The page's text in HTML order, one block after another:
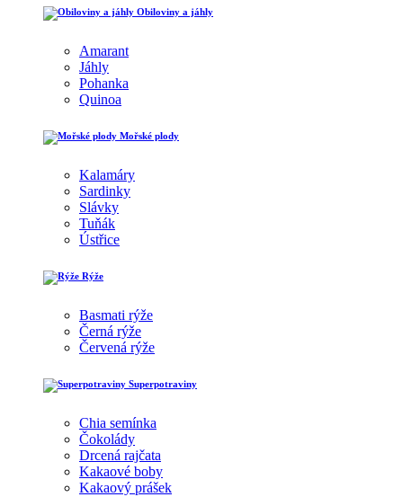
Obiloviny a jáhly
Amarant
Jáhly
Pohanka
Quinoa
Mořské plody
Kalamáry
Sardinky
Slávky
Tuňák
Ústřice
Rýže
Basmati rýže
Černá rýže
Červená rýže
Superpotraviny
Chia semínka
Čokolády
Drcená rajčata
Kakaové boby
Kakaový prášek